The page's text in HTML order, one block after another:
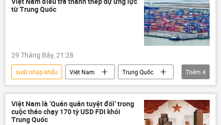
từ Trung Quốc
29 Tháng Bảy, 21:28
xuất nhập khẩu Việt Nam
Trung Quốc
quan hệ quốc tế
Kinh tế
sản xuất
sản phẩm
Thêm 4
Việt Nam là ‘Quán quân tuyệt đối’ trong
cuộc tháo chạy 170 tỷ USD FDI khỏi
Trung Quốc